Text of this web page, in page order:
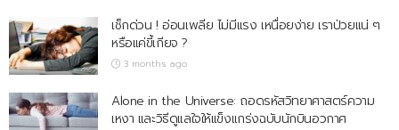
เช็กด่วน ! อ่อนเพลีย ไม่มีแรง เหนื่อยง่าย เราป่วยแน่ ๆ
หรือแค่ขี้เกียจ ?
3 months ago
Alone in the Universe: ถอดรหัสวิทยาศาสตร์ความ
เหงา และวิธีดูแลใจให้แข็งแกร่งฉบับนักบินอวกาศ